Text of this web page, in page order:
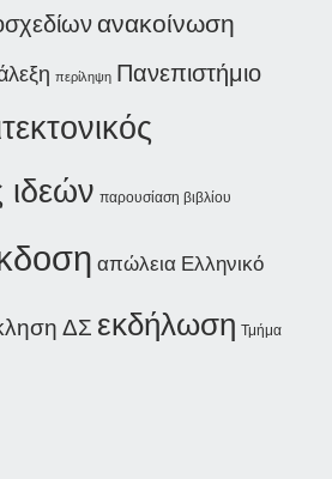
ανακοίνωση
περίληψη Πανεπιστήμιο
ιδεών παρουσίαση βιβλίου
απώλεια Ελληνικό
ΔΣ εκδήλωση Τμήμα